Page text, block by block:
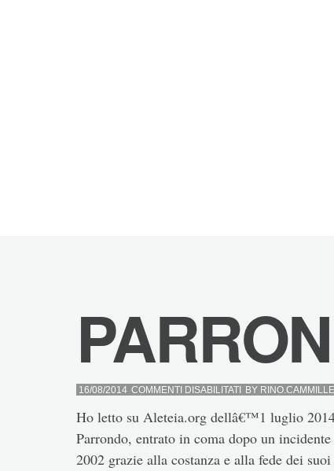
16/08/2014 COMMENTI DISABILITATISUBY
Ho letto su Aleteia.org dellâ€™1 luglio
Parrondo, entrato in coma dopo un
2002 grazie alla costanza e alla fede dei